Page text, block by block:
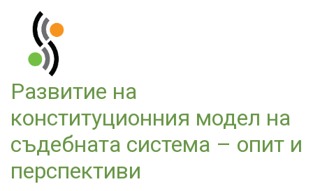
Развитие на
конституционния модел на
съдебната система – опит и
перспективи